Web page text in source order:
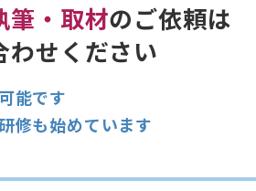
筆・取材のご依頼は
わせください
能です
修も始めています